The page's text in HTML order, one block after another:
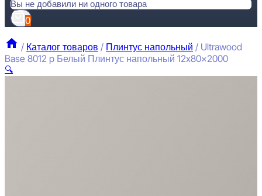
Вы не добавили ни одного товара
0
/ Каталог товаров / Плинтус напольный / Ultrawood
Base 8012 p Белый Плинтус напольный 12x80x2000
🔍